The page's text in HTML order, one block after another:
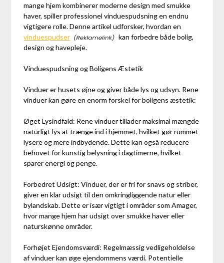
mange hjem kombinerer moderne design med smukke
haver, spiller professionel vinduespudsning en endnu
vigtigere rolle. Denne artikel udforsker, hvordan en
vinduespudser
kan forbedre både bolig,
design og havepleje.
Vinduespudsning og Boligens Æstetik
Vinduer er husets øjne og giver både lys og udsyn. Rene
vinduer kan gøre en enorm forskel for boligens æstetik:
Øget Lysindfald: Rene vinduer tillader maksimal mængde
naturligt lys at trænge ind i hjemmet, hvilket gør rummet
lysere og mere indbydende. Dette kan også reducere
behovet for kunstig belysning i dagtimerne, hvilket
sparer energi og penge.
Forbedret Udsigt: Vinduer, der er fri for snavs og striber,
giver en klar udsigt til den omkringliggende natur eller
bylandskab. Dette er især vigtigt i områder som Amager,
hvor mange hjem har udsigt over smukke haver eller
naturskønne områder.
Forhøjet Ejendomsværdi: Regelmæssig vedligeholdelse
af vinduer kan øge ejendommens værdi. Potentielle